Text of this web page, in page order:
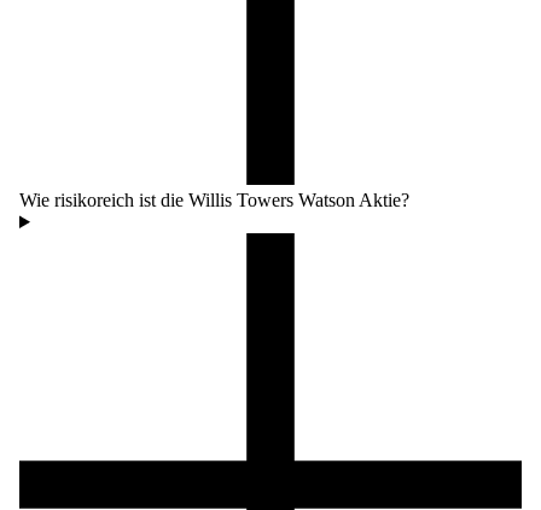
Wie risikoreich ist die Willis Towers Watson Aktie?